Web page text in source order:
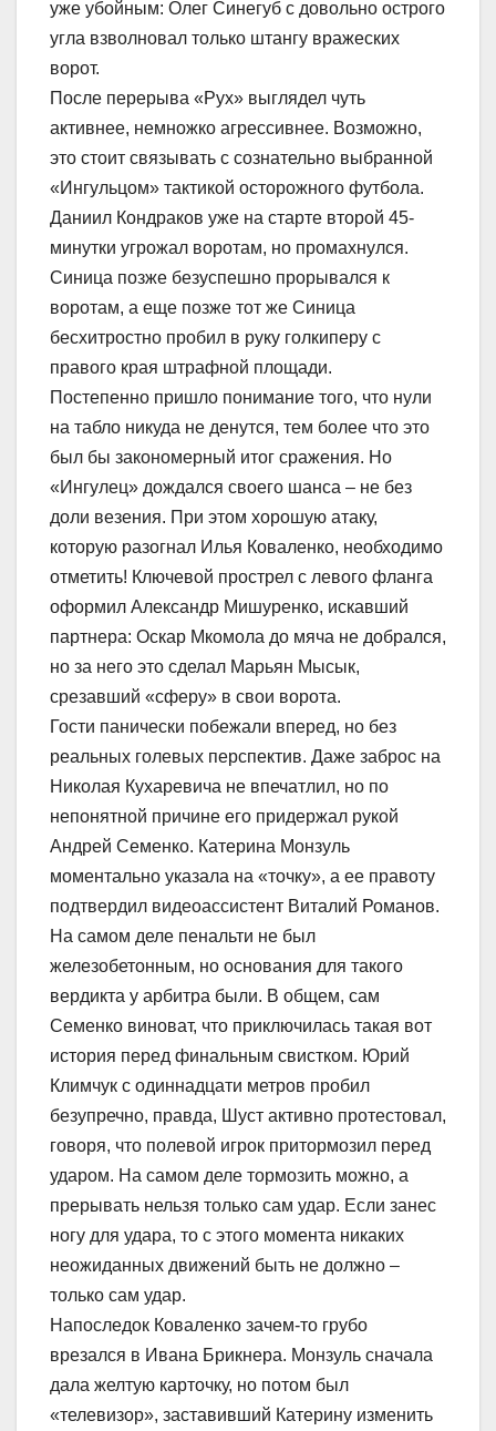
уже убойным: Олег Синегуб с довольно острого
угла взволновал только штангу вражеских
ворот.
После перерыва «Рух» выглядел чуть
активнее, немножко агрессивнее. Возможно,
это стоит связывать с сознательно выбранной
«Ингульцом» тактикой осторожного футбола.
Даниил Кондраков уже на старте второй 45-
минутки угрожал воротам, но промахнулся.
Синица позже безуспешно прорывался к
воротам, а еще позже тот же Синица
бесхитростно пробил в руку голкиперу с
правого края штрафной площади.
Постепенно пришло понимание того, что нули
на табло никуда не денутся, тем более что это
был бы закономерный итог сражения. Но
«Ингулец» дождался своего шанса – не без
доли везения. При этом хорошую атаку,
которую разогнал Илья Коваленко, необходимо
отметить! Ключевой прострел с левого фланга
оформил Александр Мишуренко, искавший
партнера: Оскар Мкомола до мяча не добрался,
но за него это сделал Марьян Мысык,
срезавший «сферу» в свои ворота.
Гости панически побежали вперед, но без
реальных голевых перспектив. Даже заброс на
Николая Кухаревича не впечатлил, но по
непонятной причине его придержал рукой
Андрей Семенко. Катерина Монзуль
моментально указала на «точку», а ее правоту
подтвердил видеоассистент Виталий Романов.
На самом деле пенальти не был
железобетонным, но основания для такого
вердикта у арбитра были. В общем, сам
Семенко виноват, что приключилась такая вот
история перед финальным свистком. Юрий
Климчук с одиннадцати метров пробил
безупречно, правда, Шуст активно протестовал,
говоря, что полевой игрок притормозил перед
ударом. На самом деле тормозить можно, а
прерывать нельзя только сам удар. Если занес
ногу для удара, то с этого момента никаких
неожиданных движений быть не должно –
только сам удар.
Напоследок Коваленко зачем-то грубо
врезался в Ивана Брикнера. Монзуль сначала
дала желтую карточку, но потом был
«телевизор», заставивший Катерину изменить